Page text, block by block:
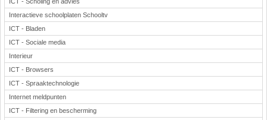
Interactieve schoolplaten Schooltv
ICT - Bladen
ICT - Sociale media
Interieur
ICT - Browsers
ICT - Spraaktechnologie
Internet meldpunten
ICT - Filtering en bescherming